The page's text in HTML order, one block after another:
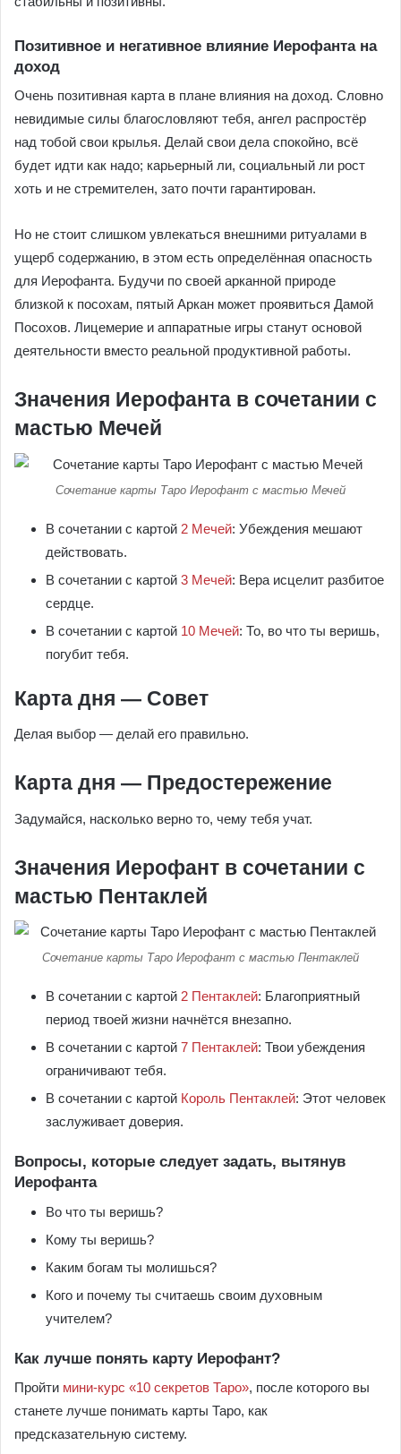
Позитивное и негативное влияние Иерофанта на
доход
Очень позитивная карта в плане влияния на доход. Словно
невидимые силы благословляют тебя, ангел распростёр
над тобой свои крылья. Делай свои дела спокойно, всё
будет идти как надо; карьерный ли, социальный ли рост
хоть и не стремителен, зато почти гарантирован.
Но не стоит слишком увлекаться внешними ритуалами в
ущерб содержанию, в этом есть определённая опасность
для Иерофанта. Будучи по своей арканной природе
близкой к посохам, пятый Аркан может проявиться Дамой
Посохов. Лицемерие и аппаратные игры станут основой
деятельности вместо реальной продуктивной работы.
Значения Иерофанта в сочетании с
мастью Мечей
Сочетание карты Таро Иерофант с мастью Мечей
В сочетании с картой 2 Мечей: Убеждения мешают
действовать.
В сочетании с картой 3 Мечей: Вера исцелит разбитое
сердце.
В сочетании с картой 10 Мечей: То, во что ты веришь,
погубит тебя.
Карта дня — Совет
Делая выбор — делай его правильно.
Карта дня — Предостережение
Задумайся, насколько верно то, чему тебя учат.
Значения Иерофант в сочетании с
мастью Пентаклей
Сочетание карты Таро Иерофант с мастью Пентаклей
В сочетании с картой 2 Пентаклей: Благоприятный
период твоей жизни начнётся внезапно.
В сочетании с картой 7 Пентаклей: Твои убеждения
ограничивают тебя.
В сочетании с картой Король Пентаклей: Этот человек
заслуживает доверия.
Вопросы, которые следует задать, вытянув
Иерофанта
Во что ты веришь?
Кому ты веришь?
Каким богам ты молишься?
Кого и почему ты считаешь своим духовным
учителем?
Как лучше понять карту Иерофант?
Пройти мини-курс «10 секретов Таро», после которого вы
станете лучше понимать карты Таро, как
предсказательную систему.